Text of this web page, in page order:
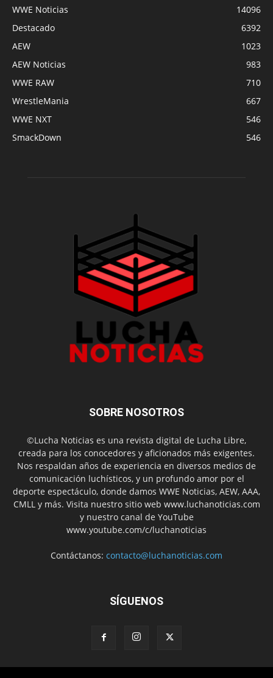
WWE Noticias
14096
Destacado
6392
AEW
1023
AEW Noticias
983
WWE RAW
710
WrestleMania
667
WWE NXT
546
SmackDown
546
SOBRE NOSOTROS
©Lucha Noticias es una revista digital de Lucha Libre,
creada para los conocedores y aficionados más exigentes.
Nos respaldan años de experiencia en diversos medios de
comunicación luchísticos, y un profundo amor por el
deporte espectáculo, donde damos WWE Noticias, AEW, AAA,
CMLL y más. Visita nuestro sitio web www.luchanoticias.com
y nuestro canal de YouTube
www.youtube.com/c/luchanoticias
Contáctanos: contacto@luchanoticias.com
SÍGUENOS